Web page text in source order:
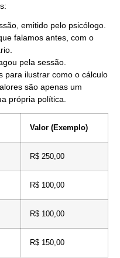
emitido pelo psicólogo.
falamos antes, com o
pela sessão.
para ilustrar como o cálculo
são apenas um
própria política.
Valor (Exemplo)
R$ 250,00
R$ 100,00
R$ 100,00
R$ 150,00